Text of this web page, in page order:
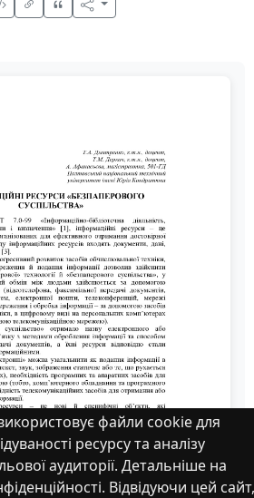
файли cookie для
ресурсу та аналізу
аудиторії. Детальніше на
Відвідуючи цей сайт,